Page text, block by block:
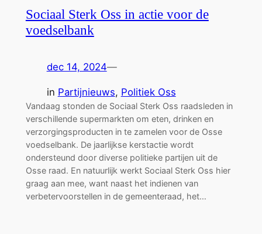
Sociaal Sterk Oss in actie voor de
voedselbank
dec 14, 2024—
in Partijnieuws, Politiek Oss
Vandaag stonden de Sociaal Sterk Oss raadsleden in
verschillende supermarkten om eten, drinken en
verzorgingsproducten in te zamelen voor de Osse
voedselbank. De jaarlijkse kerstactie wordt
ondersteund door diverse politieke partijen uit de
Osse raad. En natuurlijk werkt Sociaal Sterk Oss hier
graag aan mee, want naast het indienen van
verbetervoorstellen in de gemeenteraad, het…